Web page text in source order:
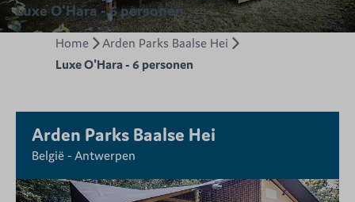
Luxe O'Hara - 6 personen
Home
Arden Parks Baalse Hei
Luxe O'Hara - 6 personen
Arden Parks Baalse Hei
België - Antwerpen